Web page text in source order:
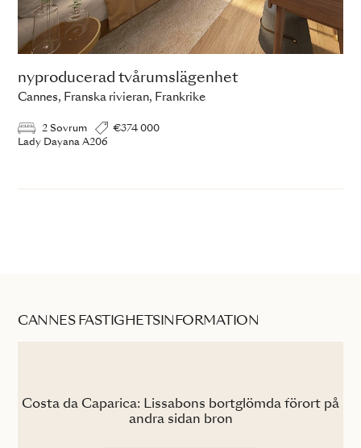
nyproducerad tvårumslägenhet
Cannes, Franska rivieran, Frankrike
2 Sovrum
€374 000
Lady Dayana A206
CANNES FASTIGHETSINFORMATION
Costa da Caparica: Lissabons bortglömda förort på
andra sidan bron